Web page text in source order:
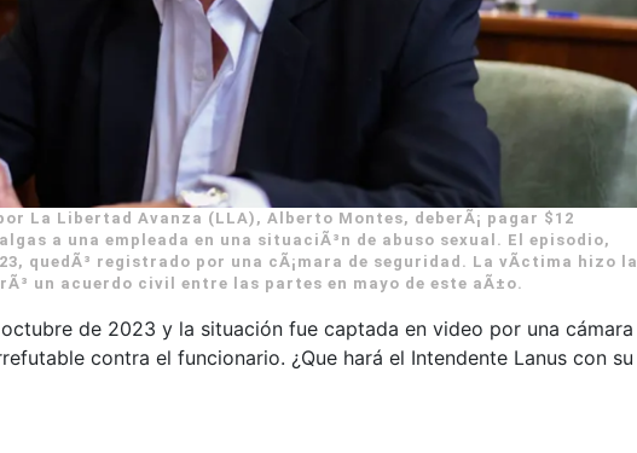
La Libertad Avanza (LLA), Alberto Montes, deberÃ¡ pagar $12
a una empleada en una situaciÃ³n de abuso sexual. El episodio,
quedÃ³ registrado por una cÃ¡mara de seguridad. La vÃ­ctima hizo la
un acuerdo civil entre las partes en mayo de este aÃ±o.
de 2023 y la situación fue captada en video por una cámara
contra el funcionario. ¿Que hará el Intendente Lanus con su